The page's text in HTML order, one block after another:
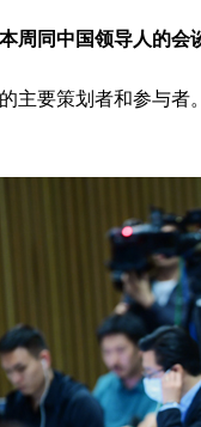
周同中国领导人的
主要策划者和参与